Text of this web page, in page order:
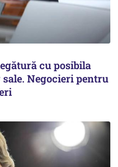
cu posibila
Negocieri pentru